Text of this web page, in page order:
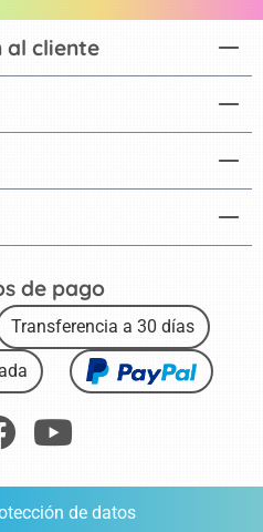
al cliente
de pago
Transferencia a 30 días
de datos